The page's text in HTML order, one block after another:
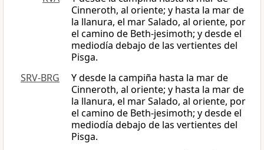
Cinneroth, al oriente; y hasta la mar de
la llanura, el mar Salado, al oriente, por
el camino de Beth-jesimoth; y desde el
mediodía debajo de las vertientes del
Pisga.
SRV-BRG
Y desde la campiña hasta la mar de
Cinneroth, al oriente; y hasta la mar de
la llanura, el mar Salado, al oriente, por
el camino de Beth-jesimoth; y desde el
mediodía debajo de las vertientes del
Pisga.